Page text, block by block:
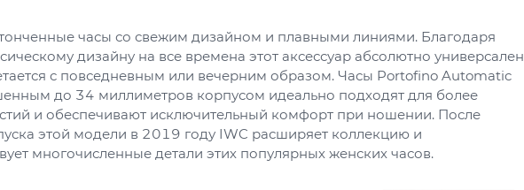
часы со свежим дизайном и плавными линиями. Благодаря
дизайну на все времена этот аксессуар абсолютно универсален
с повседневным или вечерним образом. Часы Portofino Automatic
до 34 миллиметров корпусом идеально подходят для более
и обеспечивают исключительный комфорт при ношении. После
этой модели в 2019 году IWC расширяет коллекцию и
многочисленные детали этих популярных женских часов.